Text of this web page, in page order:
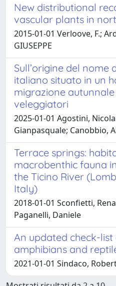
New distributional
vascular plants in
2015-01-01 Verloove, F.;
GIUSEPPE
Sull’origine del nome
italiano situato in un
migrazione
veleggiatori
2025-01-01 Agostini,
Gianpasquale; Canobbio,
Terrace springs:
macrobenthic fauna
the Ticino River
Italy)
2018-01-01 Sconfietti,
Paganelli, Daniele
An updated check-
amphibians and
2021-01-01 Sindaco,